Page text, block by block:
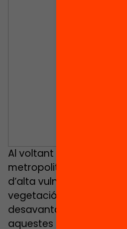
Al voltant de 500.000
metropolitana de
d’alta vulnerabilitat
vegetació, edificacions
desavantatge
aquestes àrees també hi